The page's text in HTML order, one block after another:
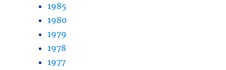
1985
1980
1979
1978
1977